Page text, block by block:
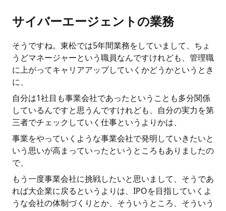
サイバーエージェントの業務
そうですね。東松では5年間業務をしていまして、ちょ
うどマネージャーという職員なんですけれども、管理職
に上がってキャリアアップしていくかどうかというとき
に、
自分は1社目も事業会社であったということも多分関係
しているんですと思うんですけれども、自分の実力を第
三者でチェックしていく仕事というよりかは、
事業をやっていくような事業会社で発明していきたいと
いう思いが高まっていったというところもありましたの
で、
もう一度事業会社に挑戦したいと思いまして、そうであ
れば大企業に戻るというよりは、IPOを目指していくよ
うな会社の体制づくりとか、そういうところ、そういう